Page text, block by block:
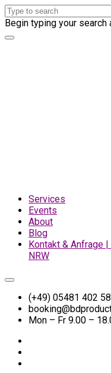
Begin typing your search
Services
Events
About
Blog
Kontakt & Anfrage
NRW
(+49) 05481 402
Mon – Fr 9.00 –